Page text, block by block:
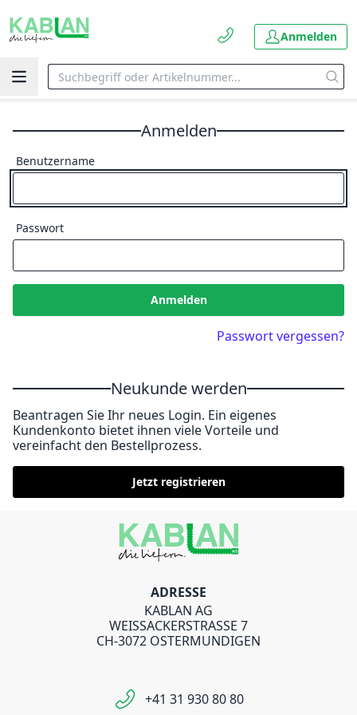
Anmelden
Anmelden
Benutzername
Passwort
Anmelden
Passwort vergessen?
Neukunde werden
Beantragen Sie Ihr neues Login. Ein eigenes
Kundenkonto bietet ihnen viele Vorteile und
vereinfacht den Bestellprozess.
Jetzt registrieren
ADRESSE
KABLAN AG
WEISSACKERSTRASSE 7
CH-3072 OSTERMUNDIGEN
+41 31 930 80 80